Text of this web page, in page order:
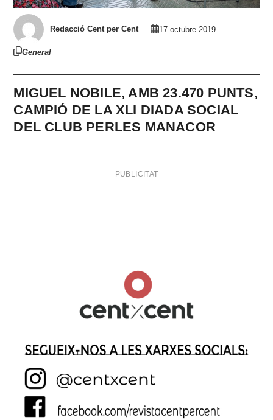
Redacció Cent per Cent 17 octubre 2019
General
MIGUEL NOBILE, AMB 23.470 PUNTS,
CAMPIÓ DE LA XLI DIADA SOCIAL
DEL CLUB PERLES MANACOR
PUBLICITAT